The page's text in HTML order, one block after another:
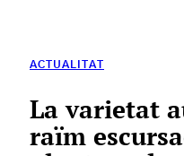
ACTUALITAT
La varietat
raïm